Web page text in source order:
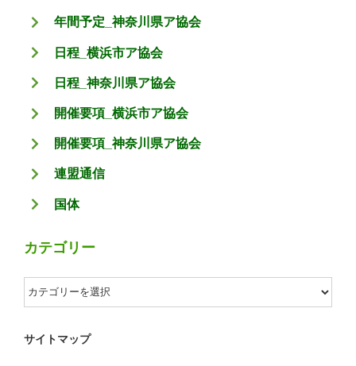
年間予定_神奈川県ア協会
日程_横浜市ア協会
日程_神奈川県ア協会
開催要項_横浜市ア協会
開催要項_神奈川県ア協会
連盟通信
国体
カテゴリー
カ
テ
ゴ
サイトマップ